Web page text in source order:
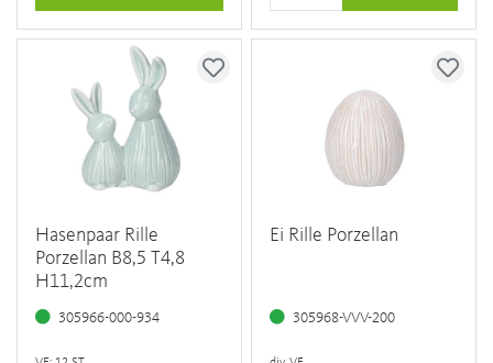
Hasenpaar Rille
Porzellan B8,5 T4,8
H11,2cm
305966-000-934
Ei Rille Porzellan
305968-VVV-200